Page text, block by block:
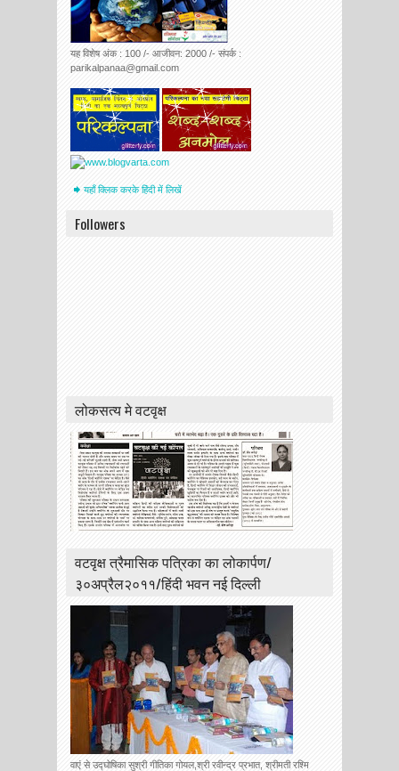
यह विशेष अंक : 100 /- आजीवन: 2000 /- संपर्क :
parikalpanaa@gmail.com
यहाँ क्लिक करके हिंदी में लिखें
Followers
लोकसत्य मे वटवृक्ष
वटवृक्ष त्रैमासिक पत्रिका का लोकार्पण/
३०अप्रैल२०११/हिंदी भवन नई दिल्ली
वाएं से उद्घोषिका सुश्री गीतिका गोयल,श्री रवीन्द्र प्रभात, श्रीमती रश्मि